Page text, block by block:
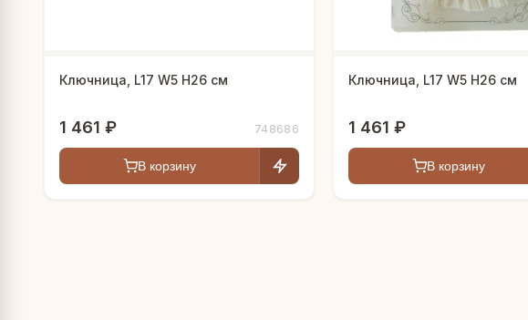
Ключница, L17 W5 H26 см
1 461 ₽ 748686
В корзину
Ключница, L17 W5 H26 см
1 461 ₽
В корзину